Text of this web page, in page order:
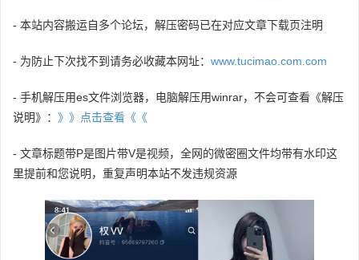
- 本站内容搬运自多个论坛，解压密码已在对应文章下载页注明
- 为防止下次找不到请务必收藏本网址： www.tucimao.com.com
- 手机解压用es文件浏览器，电脑解压用winrar，不会可查看《解压
说明》： 》》点击查看《《
- 文章标题带P是图片带V是视频，全网的微密圈文件均带有水印这
里提前和您说明，重复声明本站不发违规资源